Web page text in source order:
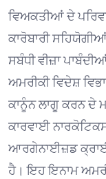
ਵਿਅਕਤੀਆਂ ਦੇ
ਕਾਰੋਬਾਰੀ
ਸਬੰਧੀ ਵੀਜ਼ਾ
ਅਮਰੀਕੀ ਵਿਦੇਸ਼
ਕਾਨੂੰਨ ਲਾਗੂ ਕਰਨ ਦੇ
ਕਾਰਵਾਈ
ਆਰਗੇਨਾਈਜ਼ਡ
ਹੈ। ਇਹ ਇਨਾਮ